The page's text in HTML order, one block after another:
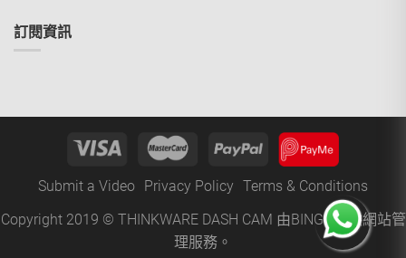
訂閱資訊
Submit a Video Privacy Policy Terms & Conditions
Copyright 2019 © THINKWARE DASH CAM 由BINGO提供網站管
理服務。